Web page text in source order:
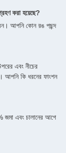
করা হয়েছে?
আপনি কোন রঙ পছন্দ
এবং নীচের
আপনি কি ধরনের ফাংশন
জমা এবং চালানের আগে